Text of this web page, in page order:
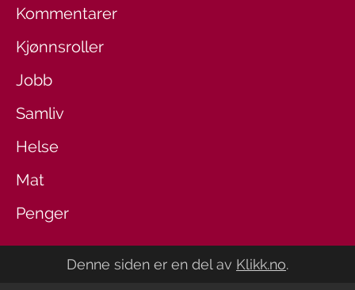
Kommentarer
Kjønnsroller
Jobb
Samliv
Helse
Mat
Penger
Denne siden er en del av Klikk.no.